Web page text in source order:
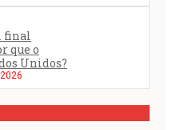
final
que o
Unidos?